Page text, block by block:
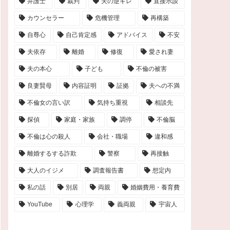
カウンセラー 危機管理 再構築
自尊心 自己肯定感 アドバイス 不安
夫依存 離婚 修復 愛され妻
夫の本心 子ども 不倫の被害
良妻賢母 内容証明 証拠 夫への不満
不倫女の言い訳 気持ち重視 相談先
探偵 家庭・家族 調停 不倫脳
不倫は心の殺人 会社・職場 違和感
離婚するする詐欺 警察 再接触
大人のイジメ 調査報告書 想定内
私の話 別居 両親 婚姻費用・養育費
YouTube 心理学 義両親 宇宙人